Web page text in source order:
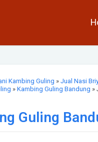
Kambing Guling » Jual Nasi
» Kambing Guling Bandung »
Guling